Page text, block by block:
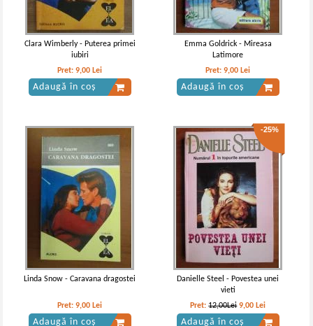
Clara Wimberly - Puterea primei
iubiri
Pret:9,00 Lei
Adaugă în coș
Emma Goldrick - Mireasa
Latimore
Pret:9,00 Lei
Adaugă în coș
Linda Snow - Caravana dragostei
Pret:9,00 Lei
Adaugă în coș
-25%
Danielle Steel - Povestea unei
vieti
Pret:12,00Lei 9,00 Lei
Adaugă în coș